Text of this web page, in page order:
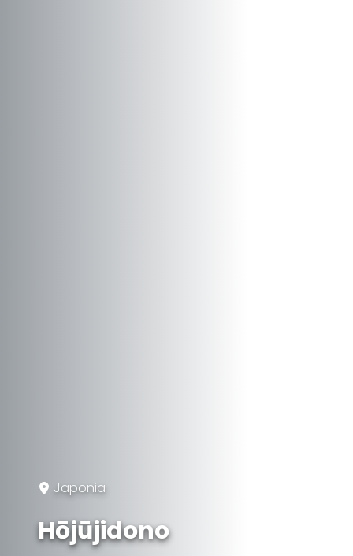
Japonia
Hōjūjidono